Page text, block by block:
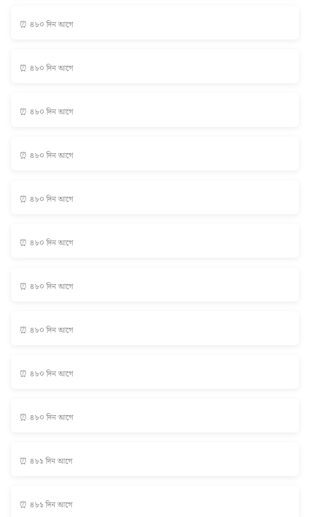
⏰ ৪৮০ দিন আগে
⏰ ৪৮০ দিন আগে
⏰ ৪৮০ দিন আগে
⏰ ৪৮০ দিন আগে
⏰ ৪৮০ দিন আগে
⏰ ৪৮০ দিন আগে
⏰ ৪৮০ দিন আগে
⏰ ৪৮০ দিন আগে
⏰ ৪৮০ দিন আগে
⏰ ৪৮০ দিন আগে
⏰ ৪৮১ দিন আগে
⏰ ৪৮১ দিন আগে